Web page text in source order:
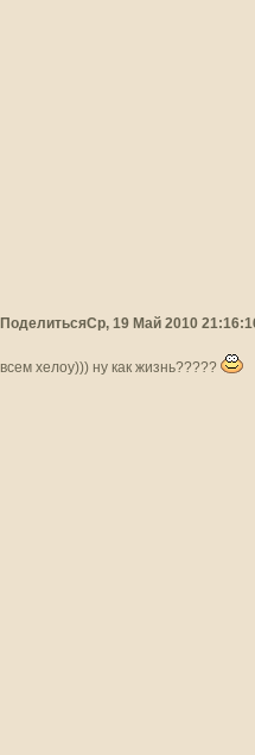
ПоделитьсяСр, 19 Май 2010
всем хелоу))) ну как жизнь?????